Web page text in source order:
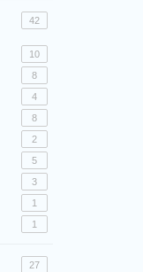
42
10
8
4
8
2
5
3
1
1
27